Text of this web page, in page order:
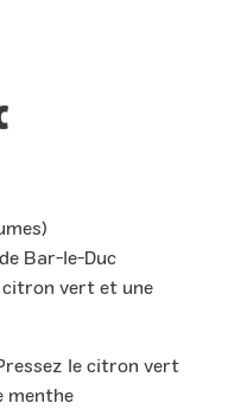
de Bar-le-Duc
vert et une
le citron vert
menthe